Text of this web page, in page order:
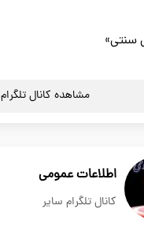
سنتی»
مشاهده کانال تلگرام
اطلاعات عمومی
کانال تلگرام سایر